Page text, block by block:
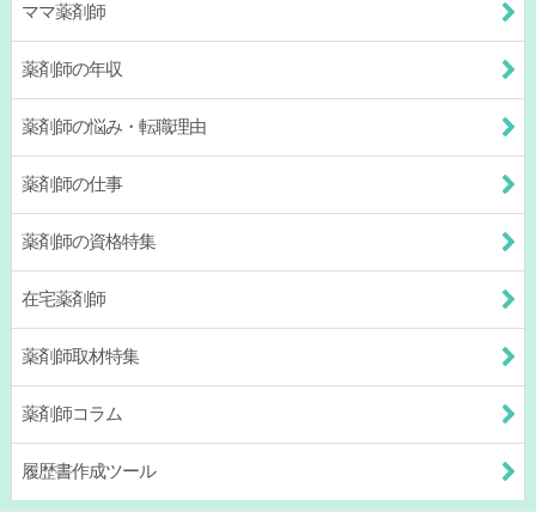
ママ薬剤師
薬剤師の年収
薬剤師の悩み・転職理由
薬剤師の仕事
薬剤師の資格特集
在宅薬剤師
薬剤師取材特集
薬剤師コラム
履歴書作成ツール